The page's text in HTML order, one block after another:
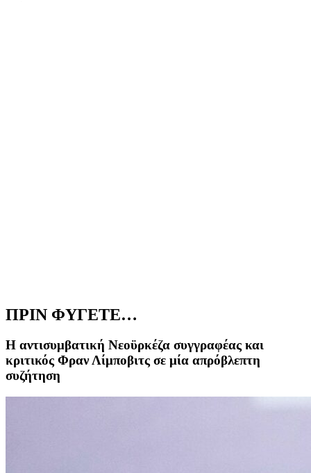
ΠΡΙΝ ΦΥΓΕΤΕ…
Η αντισυμβατική Νεοϋρκέζα συγγραφέας και
κριτικός Φραν Λίμποβιτς σε μία απρόβλεπτη
συζήτηση